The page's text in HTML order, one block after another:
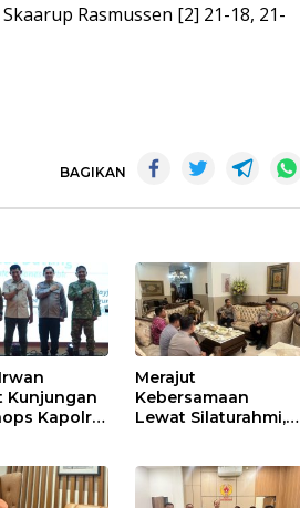
Rasmussen [2] 21-18, 21-
BAGIKAN
Kunjungan
Kapolri
Merajut
Kebersamaan
Lewat Silaturahmi,
dengan Tokoh
Masyarakat